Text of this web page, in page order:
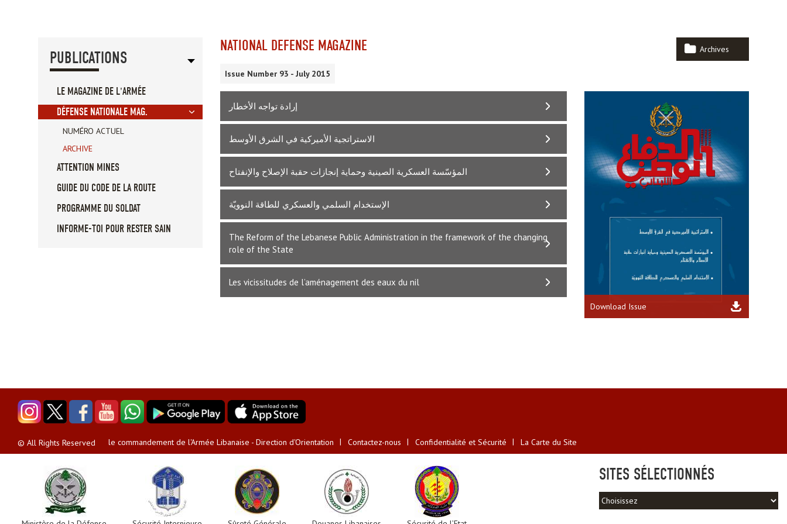
PUBLICATIONS
LE MAGAZINE DE L'ARMÉE
DÉFENSE NATIONALE MAG.
NUMÉRO ACTUEL
ARCHIVE
ATTENTION MINES
GUIDE DU CODE DE LA ROUTE
PROGRAMME DU SOLDAT
INFORME-TOI POUR RESTER SAIN
NATIONAL DEFENSE MAGAZINE Archives
Issue Number 93 - July 2015
إرادة تواجه الأخطار
الاستراتجية الأميركية في الشرق الأوسط
المؤسّسة العسكرية الصينية وحماية إنجازات حقبة الإصلاح والإنفتاح
الإستخدام السلمي والعسكري للطاقة النوويّة
The Reform of the Lebanese Public Administration in the framework of the changing
role of the State
Les vicissitudes de l’aménagement des eaux du nil
Download Issue
© All Rights Reserved le commandement de l'Armée Libanaise - Direction d'Orientation Contactez-nous Confidentialité et Sécurité La Carte du Site
SITES SÉLECTIONNÉS